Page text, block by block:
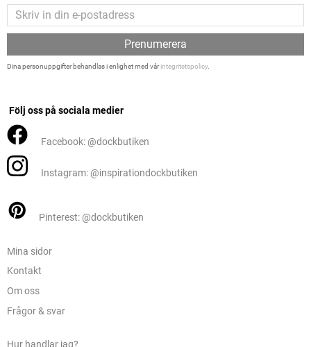
Prenumerera
Dina personuppgifter behandlas i enlighet med vårintegritetspolicy.
Följ oss på sociala medier
Facebook: @dockbutiken
Instagram: @inspirationdockbutiken
Pinterest: @dockbutiken
Mina sidor
Kontakt
Om oss
Frågor & svar